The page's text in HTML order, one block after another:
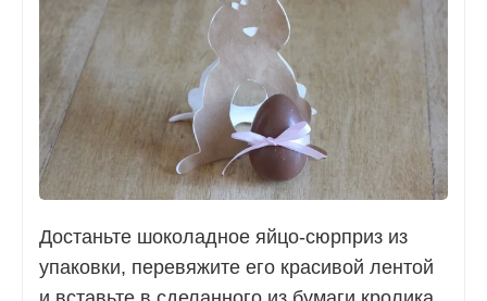
Достаньте шоколадное яйцо-сюрприз из
упаковки, перевяжите его красивой лентой